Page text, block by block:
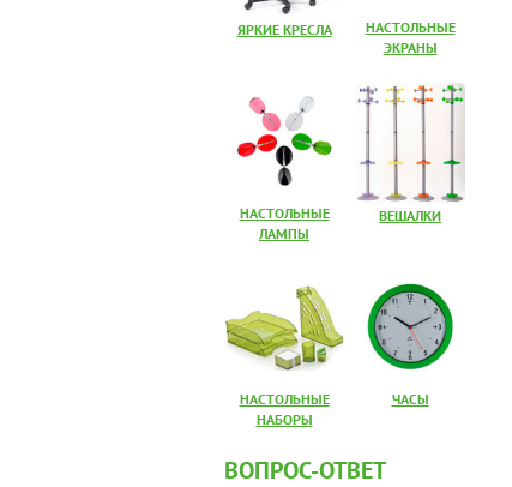
ЯРКИЕ КРЕСЛА
НАСТОЛЬНЫЕ
ЭКРАНЫ
НАСТОЛЬНЫЕ
ЛАМПЫ
ВЕШАЛКИ
НАСТОЛЬНЫЕ
НАБОРЫ
ЧАСЫ
ВОПРОС-ОТВЕТ